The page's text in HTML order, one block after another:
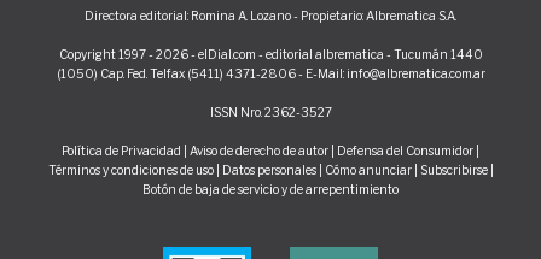
Directora editorial: Romina A. Lozano - Propietario: Albrematica S.A.
Copyright 1997 - 2026 - elDial.com - editorial albrematica - Tucumán 1440
(1050) Cap. Fed. Telfax (5411) 4371-2806 - E-Mail: info@albrematica.com.ar
ISSN Nro. 2362-3527
Política de Privacidad Aviso de derecho de autor Defensa del Consumidor
Términos y condiciones de uso| Datos personales| Cómo anunciar| Subscribirse
Botón de baja de servicio y de arrepentimiento